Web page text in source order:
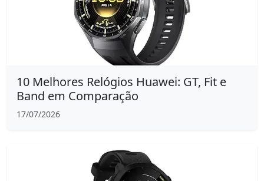
10 Melhores Relógios Huawei: GT, Fit e
Band em Comparação
17/07/2026